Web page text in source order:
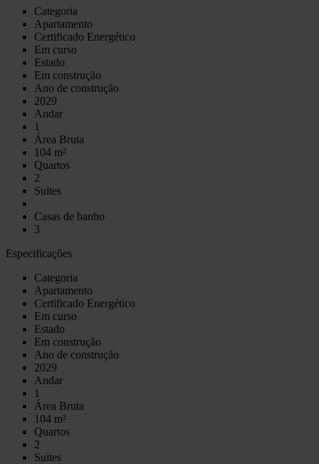
Categoria
Apartamento
Certificado Energético
Em curso
Estado
Em construção
Ano de construção
2029
Andar
1
Área Bruta
104 m²
Quartos
2
Suites
Casas de banho
3
Especificações
Categoria
Apartamento
Certificado Energético
Em curso
Estado
Em construção
Ano de construção
2029
Andar
1
Área Bruta
104 m²
Quartos
2
Suites